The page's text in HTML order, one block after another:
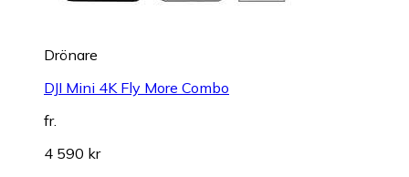
Drönare
DJI Mini 4K Fly More Combo
fr.
4 590 kr